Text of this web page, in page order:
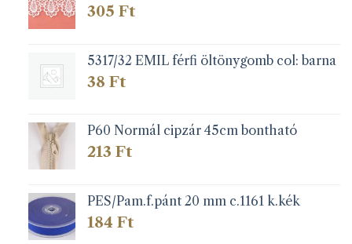
305 Ft
5317/32 EMIL férfi öltönygomb col: barna
38 Ft
P60 Normál cipzár 45cm bontható
213 Ft
PES/Pam.f.pánt 20 mm c.1161 k.kék
184 Ft